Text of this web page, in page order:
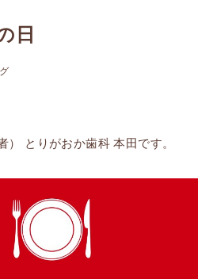
日
） とりがおか歯科 本田です。